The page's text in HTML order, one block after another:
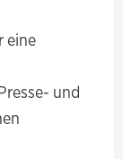
eine
und